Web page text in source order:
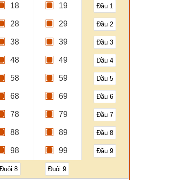
18 19 Đầu 1
28 29 Đầu 2
38 39 Đầu 3
48 49 Đầu 4
58 59 Đầu 5
68 69 Đầu 6
78 79 Đầu 7
88 89 Đầu 8
98 99 Đầu 9
Đuôi 8 Đuôi 9